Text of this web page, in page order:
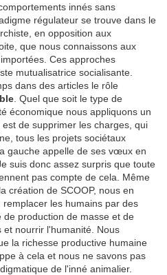
innés sans
régulateur se trouve dans le
en opposition aux
que nous connaissons aux
Ces approches
mutualisatrice socialisante.
dans des articles le rôle
. Quel que soit le type de
économique nous appliquons un
de supprimer les charges, qui
tous les projets sociétaux
gauche appelle de ses vœux en
suis donc assez surpris que toute
pas compte de cela. Même
création de SCOOP, nous en
les humains par des
production de masse et de
et nourrir l'humanité. Nous
la richesse productive humaine
à cela et nous ne savons pas
de l'inné animalier.